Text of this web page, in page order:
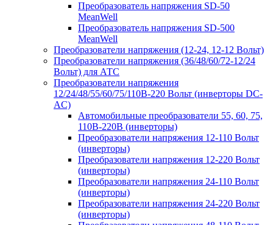
Преобразователь напряжения SD-50
MeanWell
Преобразователь напряжения SD-500
MeanWell
Преобразователи напряжения (12-24, 12-12 Вольт)
Преобразователи напряжения (36/48/60/72-12/24
Вольт) для АТС
Преобразователи напряжения
12/24/48/55/60/75/110В-220 Вольт (инверторы DC-
AC)
Автомобильные преобразователи 55, 60, 75,
110В-220В (инверторы)
Преобразователи напряжения 12-110 Вольт
(инверторы)
Преобразователи напряжения 12-220 Вольт
(инверторы)
Преобразователи напряжения 24-110 Вольт
(инверторы)
Преобразователи напряжения 24-220 Вольт
(инверторы)